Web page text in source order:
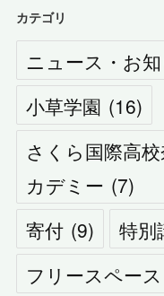
カテゴリ
ニュース・お
小草学園 (16)
さくら国際高
カデミー (7)
寄付 (9) 特別
フリースペース